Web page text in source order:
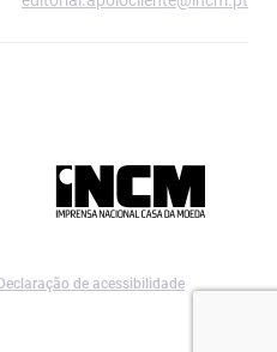
Declaração de acessibilidade